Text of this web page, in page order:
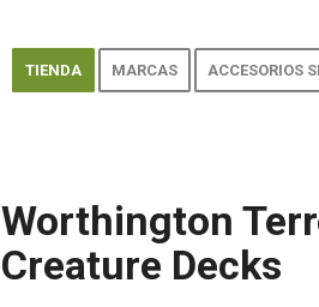
TIENDA MARCAS ACCESORIOS
Worthington
Creature Decks